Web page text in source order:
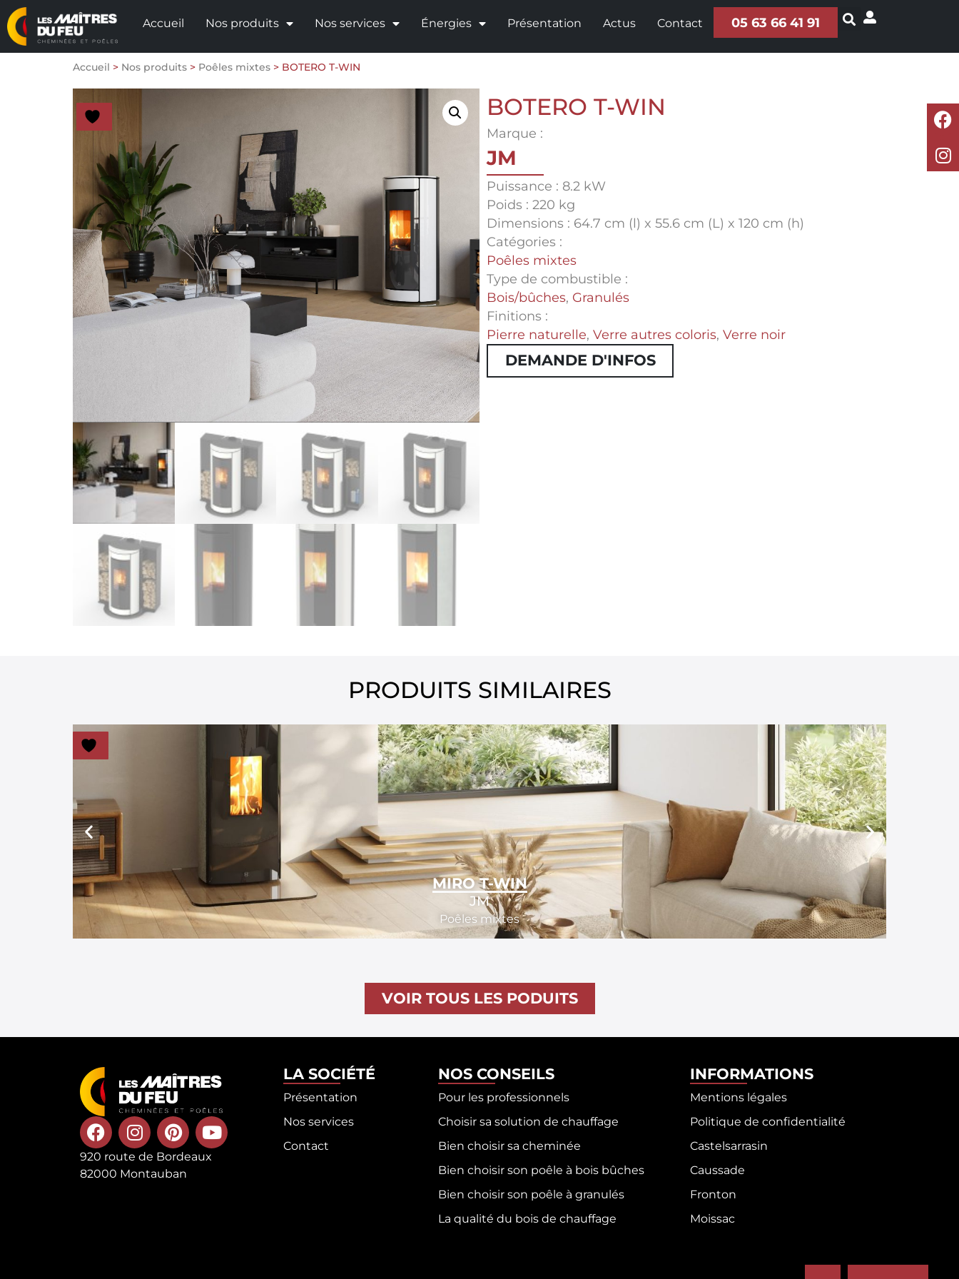
Accueil Nos produits Nos services Énergies Présentation Actus Contact 05 63 66 41 91
Accueil > Nos produits > Poêles mixtes > BOTERO T-WIN
BOTERO T-WIN
Marque :
JM
Puissance : 8.2 kW
Poids : 220 kg
Dimensions : 64.7 cm (l) x 55.6 cm (L) x 120 cm (h)
Catégories :
Poêles mixtes
Type de combustible :
Bois/bûches, Granulés
Finitions :
Pierre naturelle, Verre autres coloris, Verre noir
DEMANDE D'INFOS
PRODUITS SIMILAIRES
MIRO T-WIN
JM
Poêles mixtes
VOIR TOUS LES PODUITS
920 route de Bordeaux
82000 Montauban
LA SOCIÉTÉ
Présentation
Nos services
Contact
NOS CONSEILS
Pour les professionnels
Choisir sa solution de chauffage
Bien choisir sa cheminée
Bien choisir son poêle à bois bûches
Bien choisir son poêle à granulés
La qualité du bois de chauffage
INFORMATIONS
Mentions légales
Politique de confidentialité
Castelsarrasin
Caussade
Fronton
Moissac